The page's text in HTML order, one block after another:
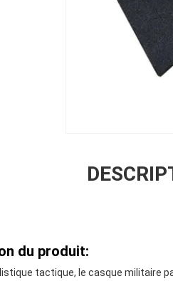
du produit:
tactique, le casque militaire